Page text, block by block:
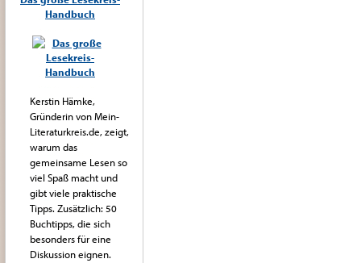
Handbuch
Kerstin Hämke,
Gründerin von Mein-
Literaturkreis.de, zeigt,
warum das
gemeinsame Lesen so
viel Spaß macht und
gibt viele praktische
Tipps. Zusätzlich: 50
Buchtipps, die sich
besonders für eine
Diskussion eignen.